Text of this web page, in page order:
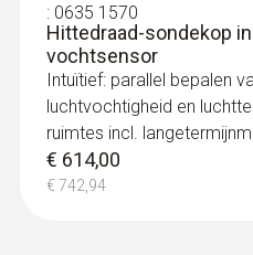
: 0635 1570
Hittedraad-sondekop
vochtsensor
Intuïtief: parallel bepalen
luchtvochtigheid en
ruimtes incl.
€ 614,00
€ 742,94